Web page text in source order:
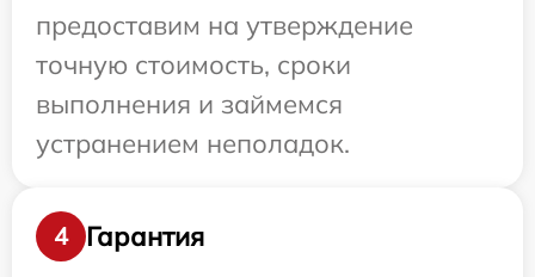
предоставим на утверждение
точную стоимость, сроки
выполнения и займемся
устранением неполадок.
4
Гарантия